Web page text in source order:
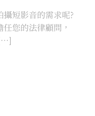
短影音的需求呢?
您的法律顧問，